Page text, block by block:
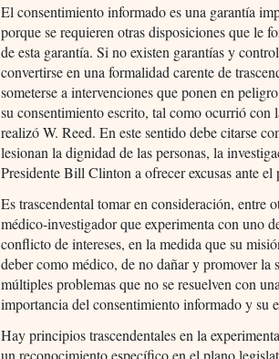
El consentimiento informado es una garantía
porque se requieren otras disposiciones que le
de esta garantía. Si no existen garantías y
convertirse en una formalidad carente de
someterse a intervenciones que ponen en
su consentimiento escrito, tal como ocurrió
realizó W. Reed. En este sentido debe citarse
lesionan la dignidad de las personas, la
Presidente Bill Clinton a ofrecer excusas ante
Es trascendental tomar en consideración, entre
médico-investigador que experimenta con uno
conflicto de intereses, en la medida que su
deber como médico, de no dañar y promover la
múltiples problemas que no se resuelven con
importancia del consentimiento informado y su
Hay principios trascendentales en la
un reconocimiento específico en el plano